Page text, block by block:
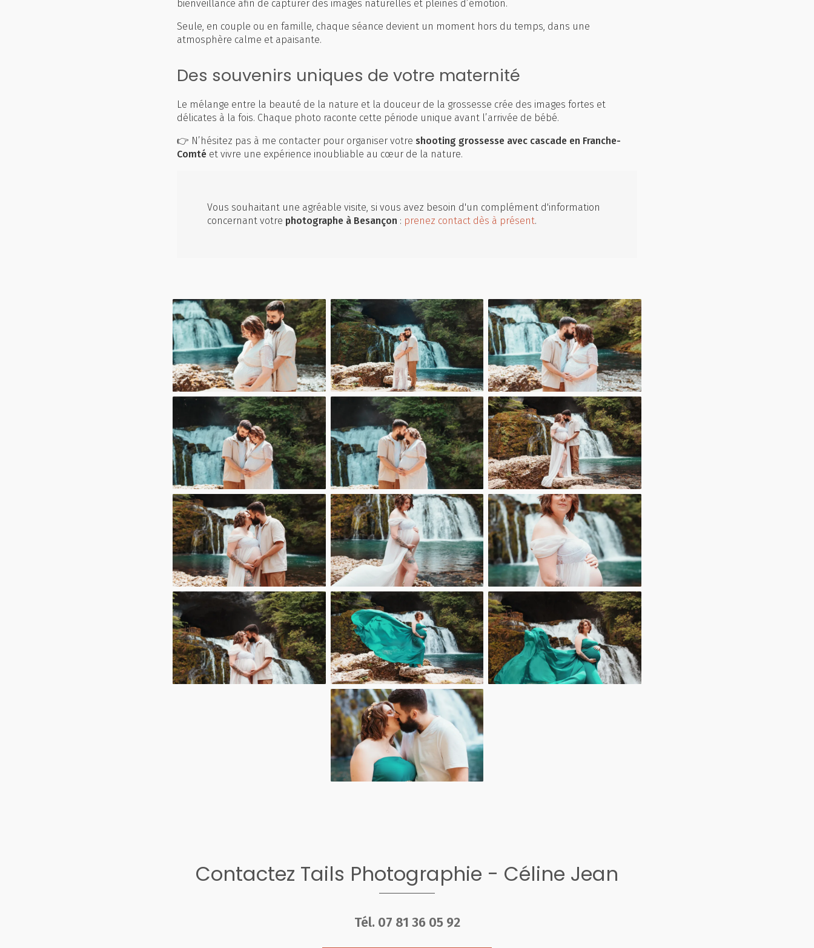
bienveillance afin de capturer des images naturelles et pleines d’émotion.
Seule, en couple ou en famille, chaque séance devient un moment hors du temps, dans une
atmosphère calme et apaisante.
Des souvenirs uniques de votre maternité
Le mélange entre la beauté de la nature et la douceur de la grossesse crée des images fortes et
délicates à la fois. Chaque photo raconte cette période unique avant l’arrivée de bébé.
👉 N’hésitez pas à me contacter pour organiser votre shooting grossesse avec cascade en Franche-
Comté et vivre une expérience inoubliable au cœur de la nature.
Vous souhaitant une agréable visite, si vous avez besoin d'un complément d'information
concernant votre photographe à Besançon : prenez contact dès à présent.
Contactez Tails Photographie - Céline Jean
Tél. 07 81 36 05 92